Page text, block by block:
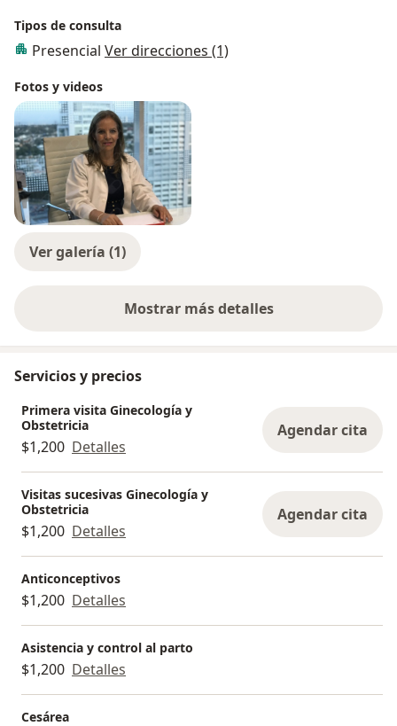
Tipos de consulta
Presencial Ver direcciones (1)
Fotos y videos
Ver galería (1)
Mostrar más detalles
sobre la experiencia
Servicios y precios
Primera visita Ginecología y
Obstetricia
$1,200 Detalles
Agendar cita
Visitas sucesivas Ginecología y
Obstetricia
$1,200 Detalles
Agendar cita
Anticonceptivos
$1,200 Detalles
Asistencia y control al parto
$1,200 Detalles
Cesárea